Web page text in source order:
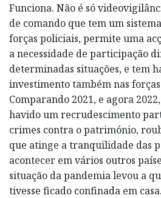
Funciona. Não é só
de comando que tem um
forças policiais, permite uma
a necessidade de participação
determinadas situações, e tem
investimento também nas
Comparando 2021, e agora
havido um recrudescimento
crimes contra o património,
que atinge a tranquilidade das
acontecer em vários outros
situação da pandemia levou a
tivesse ficado confinada em